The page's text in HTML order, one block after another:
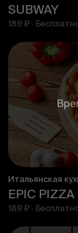
SUBWAY
189 ₽ ·
Итальянская
EPIC PIZZA
189 ₽ ·